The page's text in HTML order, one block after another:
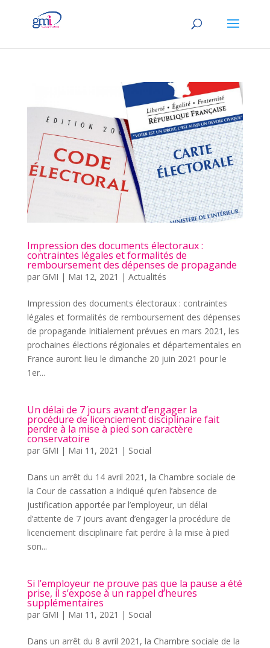
Impression des documents électoraux :
contraintes légales et formalités de
remboursement des dépenses de propagande
par GMI | Mai 12, 2021 | Actualités
Impression des documents électoraux : contraintes
légales et formalités de remboursement des dépenses
de propagande Initialement prévues en mars 2021, les
prochaines élections régionales et départementales en
France auront lieu le dimanche 20 juin 2021 pour le
1er...
Un délai de 7 jours avant d’engager la
procédure de licenciement disciplinaire fait
perdre à la mise à pied son caractère
conservatoire
par GMI | Mai 11, 2021 | Social
Dans un arrêt du 14 avril 2021, la Chambre sociale de
la Cour de cassation a indiqué qu’en l’absence de
justification apportée par l’employeur, un délai
d’attente de 7 jours avant d’engager la procédure de
licenciement disciplinaire fait perdre à la mise à pied
son...
Si l’employeur ne prouve pas que la pause a été
prise, il s’expose à un rappel d’heures
supplémentaires
par GMI | Mai 11, 2021 | Social
Dans un arrêt du 8 avril 2021, la Chambre sociale de la